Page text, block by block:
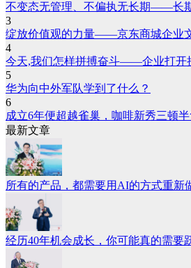
不变态无管理、不偏执无长期——长
3
绽放价值观的力量——京东商城企业
4
今天,我们怎样拼搏奋斗——企业打开
5
华为向中外军队学到了什么？
6
成立6年便超越雀巢，咖啡新秀三顿半
最新文章
所有的产品，都需要用AI的方式重新
经历40年机会成长，你可能真的需要